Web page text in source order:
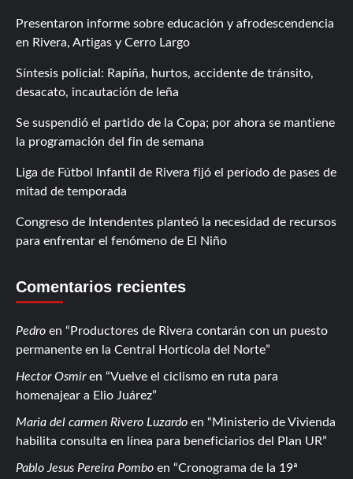
Presentaron informe sobre educación y afrodescendencia
en Rivera, Artigas y Cerro Largo
Síntesis policial: Rapiña, hurtos, accidente de tránsito,
desacato, incautación de leña
Se suspendió el partido de la Copa; por ahora se mantiene
la programación del fin de semana
Liga de Fútbol Infantil de Rivera fijó el período de pases de
mitad de temporada
Congreso de Intendentes planteó la necesidad de recursos
para enfrentar el fenómeno de El Niño
Comentarios recientes
Pedro en
Productores de Rivera contarán con un puesto
permanente en la Central Hortícola del Norte
Hector Osmiren
Vuelve el ciclismo en ruta para
homenajear a Elio Juárez
Maria del carmen Rivero Luzardo en
Ministerio de Vivienda
habilita consulta en línea para beneficiarios del Plan UR
Pablo Jesus Pereira Pombo en
Cronograma de la 19ª